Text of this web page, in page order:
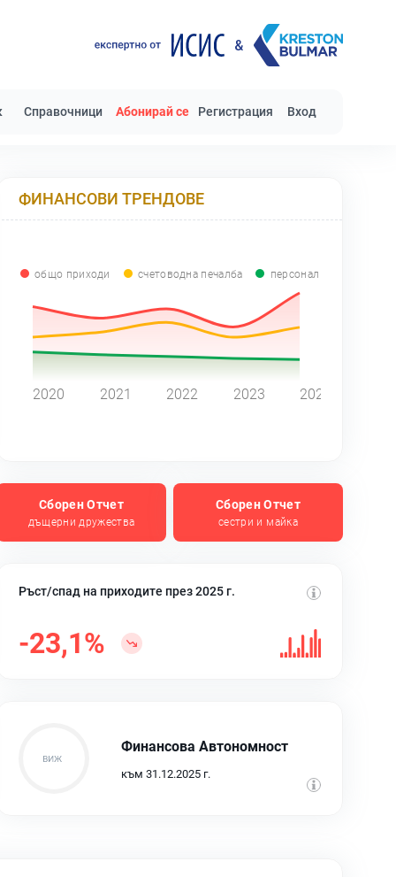
Справочници Абонирай се Регистрация Вход
ФИНАНСОВИ ТРЕНДОВЕ
общо приходи счетоводна печалба персонал
2020 2021 2022 2023 2024
Сборен Отчет
дъщерни дружества
Сборен Отчет
сестри и майка
Ръст/спад на приходите през 2025 г.
-23,1%
Финансова Автономност
към 31.12.2025 г.